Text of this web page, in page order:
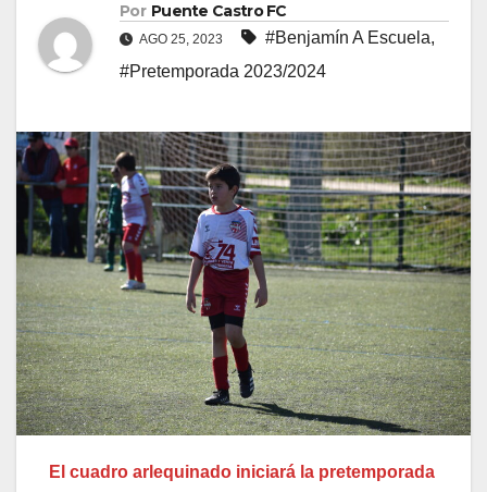
Por Puente Castro FC
AGO 25, 2023 #Benjamín A Escuela,
#Pretemporada 2023/2024
El cuadro arlequinado iniciará la pretemporada